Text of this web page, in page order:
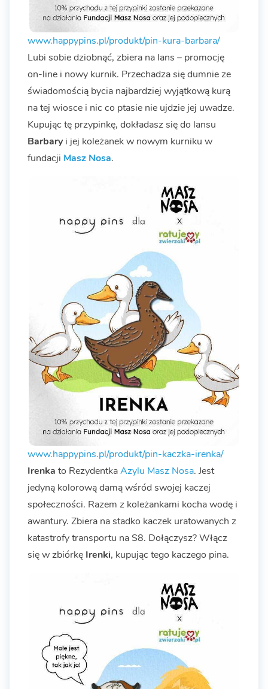
www.happypins.pl/produkt/pin-kura-barbara/
Lubi sobie dziobnąć, zbiera na lans – promocję
on-line i nowy kurnik. Przechadza się dumnie ze
świadomością bycia najbardziej wyjątkową kurą
na tej wiosce i nic co ptasie nie ujdzie jej uwadze.
Kupując tę przypinkę, dokładasz się do lansu
Barbaryi jej koleżanek w nowym kurniku w
fundacji Masz Nosa.
www.happypins.pl/produkt/pin-kaczka-irenka/
Irenka to RezydentkaAzylu Masz Nosa. Jest
jedyną kolorową damą wśród swojej kaczej
społeczności. Razem z koleżankami kocha wodę i
awantury. Zbiera na stadko kaczek uratowanych z
katastrofy transportu na S8. Dołączysz? Włącz
się w zbiórkę Irenki, kupując tego kaczego pina.